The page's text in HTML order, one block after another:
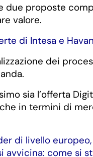
due proposte
valore.
di Intesa e
dei
sia l’offerta
in termini di
di livello
avvicina: come